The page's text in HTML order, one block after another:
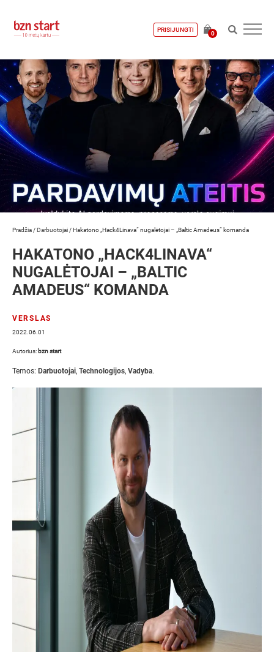
PRISIJUNGTI
0
Pradžia /Darbuotojai /Hakatono „Hack4Linava“ nugalėtojai – „Baltic Amadeus“ komanda
HAKATONO „HACK4LINAVA“
NUGALĖTOJAI – „BALTIC
AMADEUS“ KOMANDA
VERSLAS
2022.06.01
Autorius: bzn start
Temos: Darbuotojai, Technologijos, Vadyba.